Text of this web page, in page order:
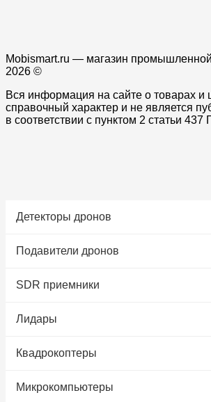
Mobismart.ru — магазин
2026 ©
Вся информация на сайте о товарах и
справочный характер и не является
в соответствии с пунктом 2 статьи 437
Детекторы дронов
Подавители дронов
SDR приемники
Лидары
Квадрокоптеры
Микрокомпьютеры